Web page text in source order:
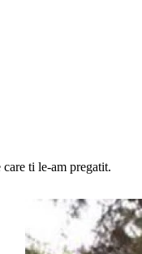
ti le-am pregatit.